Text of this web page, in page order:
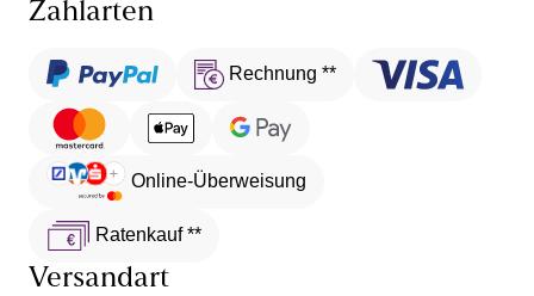
Zahlarten
Rechnung **
Online-Überweisung
Ratenkauf **
Versandart